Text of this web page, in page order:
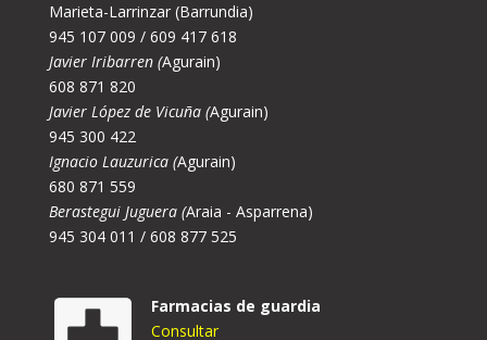
Marieta-Larrinzar (Barrundia)
945 107 009 / 609 417 618
Javier Iribarren (Agurain)
608 871 820
Javier López de Vicuña (Agurain)
945 300 422
Ignacio Lauzurica (Agurain)
680 871 559
Berastegui Juguera (Araia - Asparrena)
945 304 011 / 608 877 525
Farmacias de guardia
Consultar